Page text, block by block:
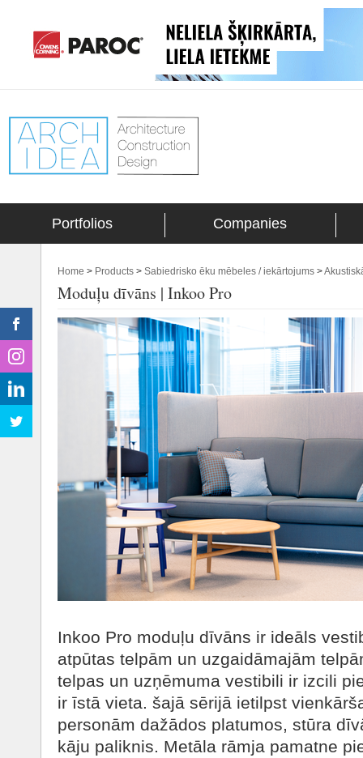
Portfolios Companies
Home > Products > Sabiedrisko ēku mēbeles / iekārtojums >
Moduļu dīvāns | Inkoo Pro
Inkoo Pro moduļu dīvāns ir ideāls
atpūtas telpām un uzgaidāmajām
telpas un uzņēmuma vestibili ir izcili
ir īstā vieta. šajā sērijā ietilpst
personām dažādos platumos, stūra
kāju paliknis. Metāla rāmja pamatne